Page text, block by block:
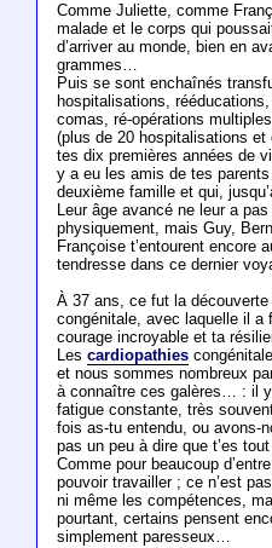
Comme Juliette, comme
malade et le corps qui
d’arriver au monde, bien en
grammes…
Puis se sont enchaînés
hospitalisations,
comas, ré-opérations
(plus de 20 hospitalisations et
tes dix premières années de
y a eu les amis de tes
deuxième famille et qui,
Leur âge avancé ne leur a
physiquement, mais Guy,
Françoise t’entourent encore
tendresse dans ce dernier
À 37 ans, ce fut la
congénitale, avec laquelle il a
courage incroyable et ta
Les cardiopathies
et nous sommes nombreux
à connaître ces galères… : il
fatigue constante, très
fois as-tu entendu, ou avons-
pas un peu à dire que t’es
Comme pour beaucoup
pouvoir travailler ; ce n’est
ni même les compétences,
pourtant, certains pensent
simplement paresseux…